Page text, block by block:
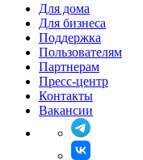
Для дома
Для бизнеса
Поддержка
Пользователям
Партнерам
Пресс-центр
Контакты
Вакансии